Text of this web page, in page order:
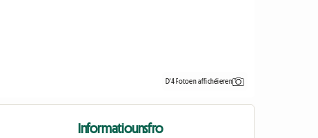
D'4 Fotoen affichéieren
Informatiounsfro